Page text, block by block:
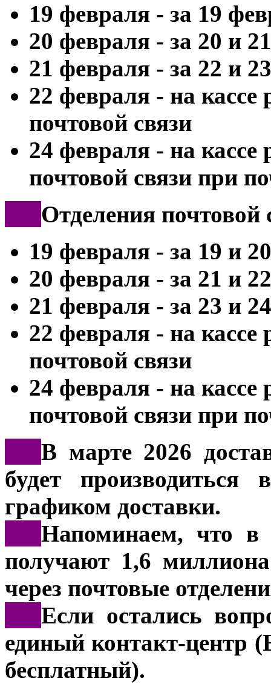
19 февраля - за 19
20 февраля - за 20 и
21 февраля - за 22 и
22 февраля - на
почтовой связи
24 февраля - на
почтовой связи при
Отделения почтовой
19 февраля - за 19 и
20 февраля - за 21 и
21 февраля - за 23 и
22 февраля - на
почтовой связи
24 февраля - на
почтовой связи при
В марте 2026
будет производиться
графиком доставки.
Напоминаем, что в
получают 1,6
через почтовые
Если остались
единый контакт-центр
бесплатный).